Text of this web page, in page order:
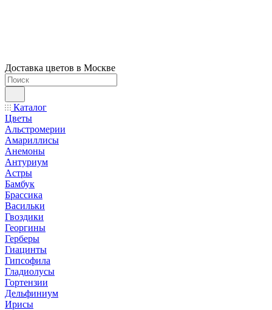
Доставка цветов в Москве
Каталог
Цветы
Альстромерии
Амариллисы
Анемоны
Антуриум
Астры
Бамбук
Брассика
Васильки
Гвоздики
Георгины
Герберы
Гиацинты
Гипсофила
Гладиолусы
Гортензии
Дельфиниум
Ирисы